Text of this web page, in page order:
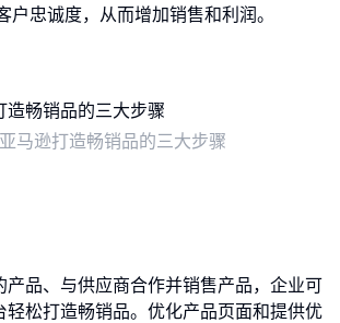
户忠诚度，从而增加销售和利润。
马逊打造畅销品的三大步骤
产品、与供应商合作并销售产品，企业可
轻松打造畅销品。优化产品页面和提供优